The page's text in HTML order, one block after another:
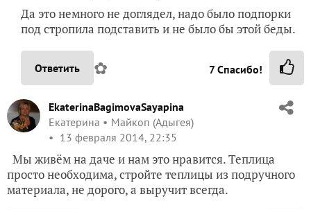
Да это немного не доглядел, надо было подпорки
под стропила подставить и не было бы этой беды.
Ответить ✿ 7Спасибо!
EkaterinaBagimovaSayapina
Екатерина
Майкоп (Адыгея)
13 февраля 2014, 22:35
Мы живём на даче и нам это нравится. Теплица
просто необходима, стройте теплицы из подручного
материала, не дорого, а выручит всегда.